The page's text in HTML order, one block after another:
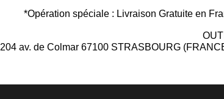
*Opération spéciale : Livraison Gratuite en
204 av. de Colmar 67100 STRASBOURG